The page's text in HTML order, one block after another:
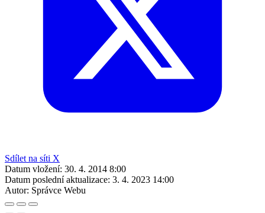
Sdílet na síti X
Datum vložení: 30. 4. 2014 8:00
Datum poslední aktualizace: 3. 4. 2023 14:00
Autor: Správce Webu